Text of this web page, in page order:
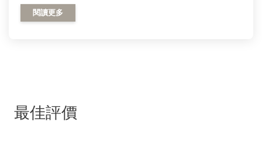
閱讀更多
最佳評價